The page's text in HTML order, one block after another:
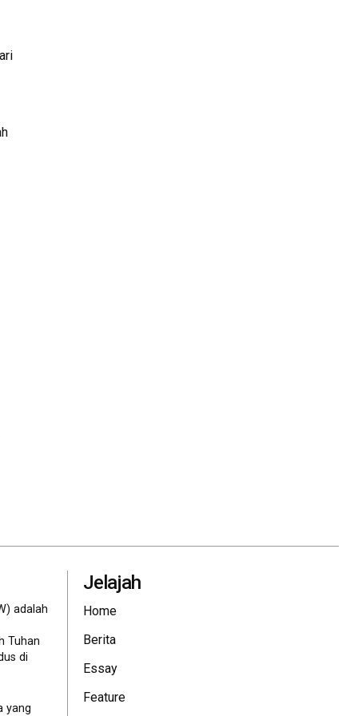
adalah
Tuhan
di
yang
Jelajah
Home
Berita
Essay
Feature